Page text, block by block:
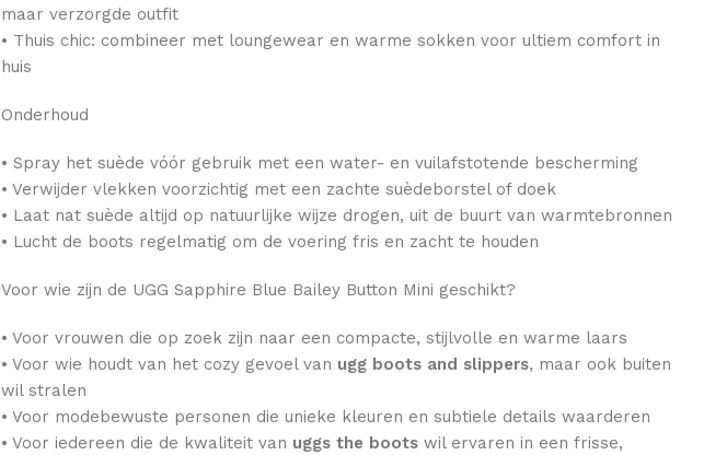
maar verzorgde outfit
• Thuis chic: combineer met loungewear en warme sokken voor ultiem comfort in
huis
Onderhoud
• Spray het suède vóór gebruik met een water- en vuilafstotende bescherming
• Verwijder vlekken voorzichtig met een zachte suèdeborstel of doek
• Laat nat suède altijd op natuurlijke wijze drogen, uit de buurt van warmtebronnen
• Lucht de boots regelmatig om de voering fris en zacht te houden
Voor wie zijn de UGG Sapphire Blue Bailey Button Mini geschikt?
• Voor vrouwen die op zoek zijn naar een compacte, stijlvolle en warme laars
• Voor wie houdt van het cozy gevoel van ugg boots and slippers, maar ook buiten
wil stralen
• Voor modebewuste personen die unieke kleuren en subtiele details waarderen
• Voor iedereen die de kwaliteit van uggs the boots wil ervaren in een frisse,